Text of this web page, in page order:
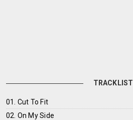
TRACKLIST
01. Cut To Fit
02. On My Side